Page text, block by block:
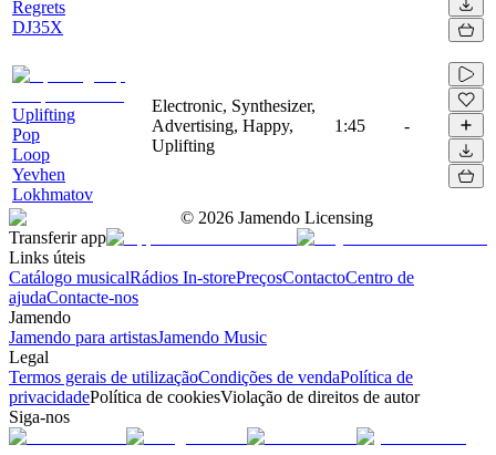
Regrets
DJ35X
Uplifting
Pop
Loop
Yevhen
Lokhmatov
Electronic, Synthesizer,
Advertising, Happy,
Uplifting
1:45 -
© 2026 Jamendo Licensing
Transferir app
Links úteis
Catálogo musicalRádios In-storePreçosContactoCentro de
ajudaContacte-nos
Jamendo
Jamendo para artistasJamendo Music
Legal
Termos gerais de utilizaçãoCondições de vendaPolítica de
privacidadePolítica de cookiesViolação de direitos de autor
Siga-nos